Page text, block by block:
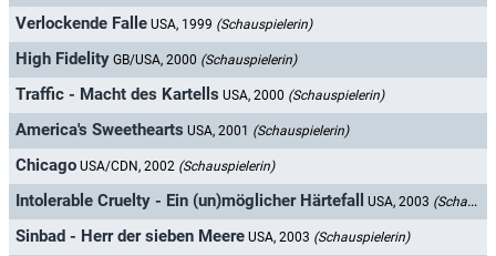
Verlockende Falle USA, 1999 (Schauspielerin)
High Fidelity GB/USA, 2000 (Schauspielerin)
Traffic - Macht des Kartells USA, 2000 (Schauspielerin)
America's Sweethearts USA, 2001 (Schauspielerin)
Chicago USA/CDN, 2002 (Schauspielerin)
Intolerable Cruelty - Ein (un)möglicher Härtefall USA, 2003 (Schauspielerin)
Sinbad - Herr der sieben Meere USA, 2003 (Schauspielerin)